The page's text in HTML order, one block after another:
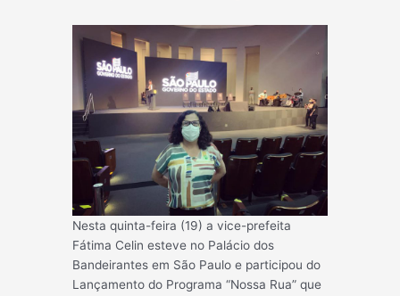
Nesta quinta-feira (19) a vice-prefeita
Fátima Celin esteve no Palácio dos
Bandeirantes em São Paulo e participou do
Lançamento do Programa “Nossa Rua” que